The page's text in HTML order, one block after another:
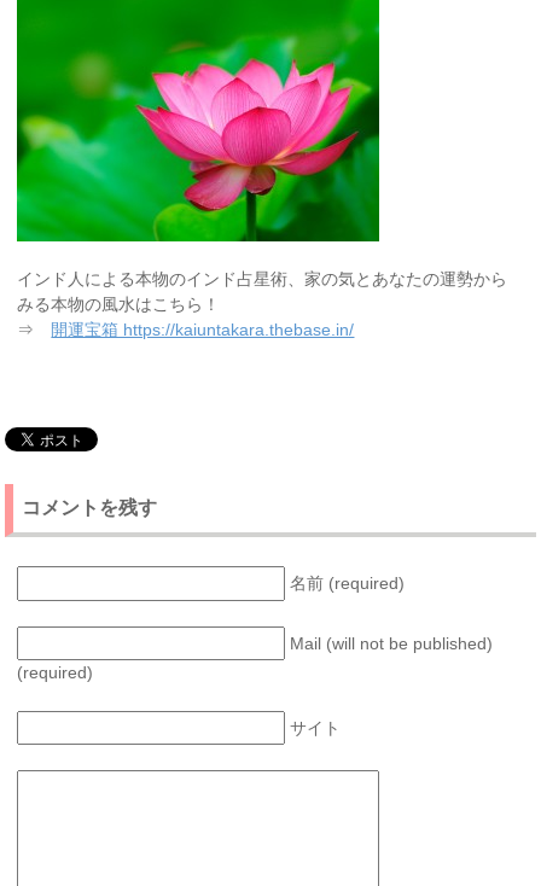
インド人による本物のインド占星術、家の気とあなたの運勢から
みる本物の風水はこちら！
⇒ 開運宝箱 https://kaiuntakara.thebase.in/
コメントを残す
名前 (required)
Mail (will not be published)
(required)
サイト